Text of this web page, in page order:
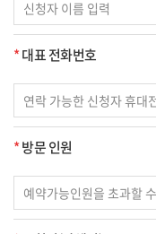
*대표 전화번호
*방문 인원